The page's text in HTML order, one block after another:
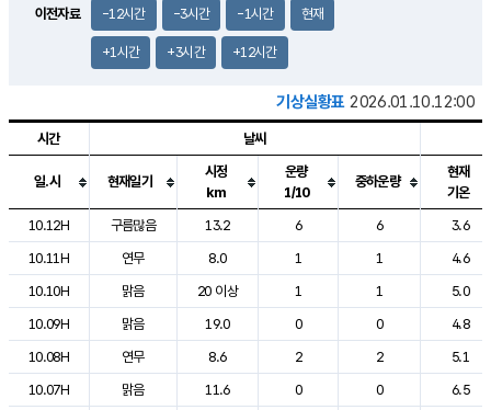
이전자료 -12시간 -3시간 -1시간 현재
+1시간 +3시간 +12시간
기상실황표 2026.01.10.12:00
도시별 기상실황표로 지점, 날씨, 기온, 강수, 바람, 기압등을 안내한 표입
시간 날씨
일.시 현재일기
시정
km
운량
1/10
중하운량
현재
기온
10.12H
구름많음 13.2 6 6
3.6
10.11H
연무 8.0 1 1
4.6
10.10H
맑음 20 이상 1 1
5.0
10.09H
맑음 19.0 0 0
4.8
10.08H
연무 8.6 2 2
5.1
10.07H
맑음 11.6 0 0
6.5